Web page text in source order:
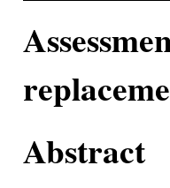
Abstract